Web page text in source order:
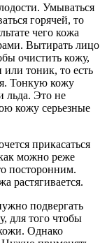
Умываться
горячей, то
чего кожа
Вытирать лицо
очистить кожу,
или тоник, то есть
Тонкую кожу
льда. Это не
кожу серьезные
прикасаться
можно реже
посторонним.
растягивается.
подвергать
для того чтобы
Однако